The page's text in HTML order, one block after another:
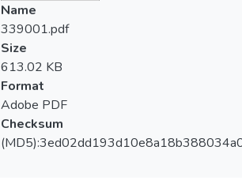
Name
339001.pdf
Size
613.02 KB
Format
Adobe PDF
Checksum